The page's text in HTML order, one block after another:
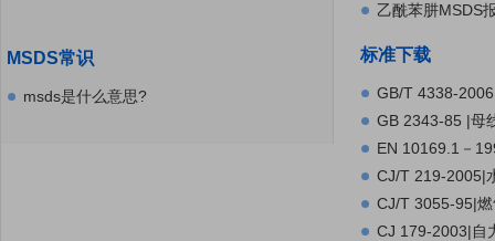
MSDS常识
msds是什么意思?
乙酰苯肼MSDS
标准下载
GB/T 4338-
GB 2343-85 |母
EN 10169.1－
定义，基材，偏
CJ/T 219-2005|
CJ/T 3055-95|
CJ 179-2003|自